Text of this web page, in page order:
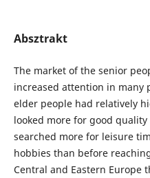
Absztrakt
The market of the senior
increased attention in many
elder people had relatively
looked more for good
searched more for leisure
hobbies than before
Central and Eastern Europe